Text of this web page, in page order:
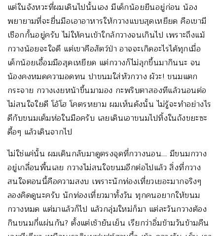
แต่ในจังหวะที่ผมเดินไปนั้นเอง มีเด็กน้อยยืนอยู่ก่อน น้อง
พยายามที่จะยื่นมือเอาอาหารให้กวางแบบสุดเหยียด คือเขามี
เชือกกั้นอยู่ครับ ไม่ให้คนเข้าใกล้กวางจนเกินไป เพราะถึงแม้
กวางน้อยจะใจดี แต่เขาคือสัตว์ป่า อาจจะเกิดอะไรได้ทุกเมื่อ
เด็กน้อยเอื้อมมือสุดเหยียด แต่กวางก็ไม่ลุกขึ้นมากินนะ จน
น้องคงหมดความอดทน ปาขนมใส่หัวกวาง ผัวะ! ขนมแตก
กระจาย กวางเงยหน้าขึ้นมามอง กะพริบตาสองทีแล้วนอนต่อ
ไม่สนใจใยดี โอ้โฮ โคตรหยาม ผมเห็นดังนั้น ไม่รู้จะทำอย่างไร
ดีกับขนมเต็มห่อในมือครับ เลยเดินเอาขนมไปทิ้งในถังขยะซะ
ดื้อๆ แล้วเดินจากไป
ไม่ใช่แค่นั้น ผมเดินกลับมาดูตรงจุดที่กวางนอน… มีขนมกวาง
อยู่เกลื่อนพื้นเลย กวางไม่สนใจขนมอีกต่อไปแล้ว สิ่งที่กวาง
สนใจตอนนี้คือความสงบ เพราะนักท่องเที่ยวเยอะมากจริงๆ
ลองคิดดูนะครับ นักท่องเที่ยวมาทั้งวัน ทุกคนอยากให้ขนม
กวางหมด แต่มาแล้วก็ไป แล้วกลุ่มใหม่ก็มา แต่ละวันกวางต้อง
กินขนมกี่แผ่นกัน? ตั้งแต่เช้ายันเย็น เรียกว่าอิ่มข้ามวันข้ามคืน